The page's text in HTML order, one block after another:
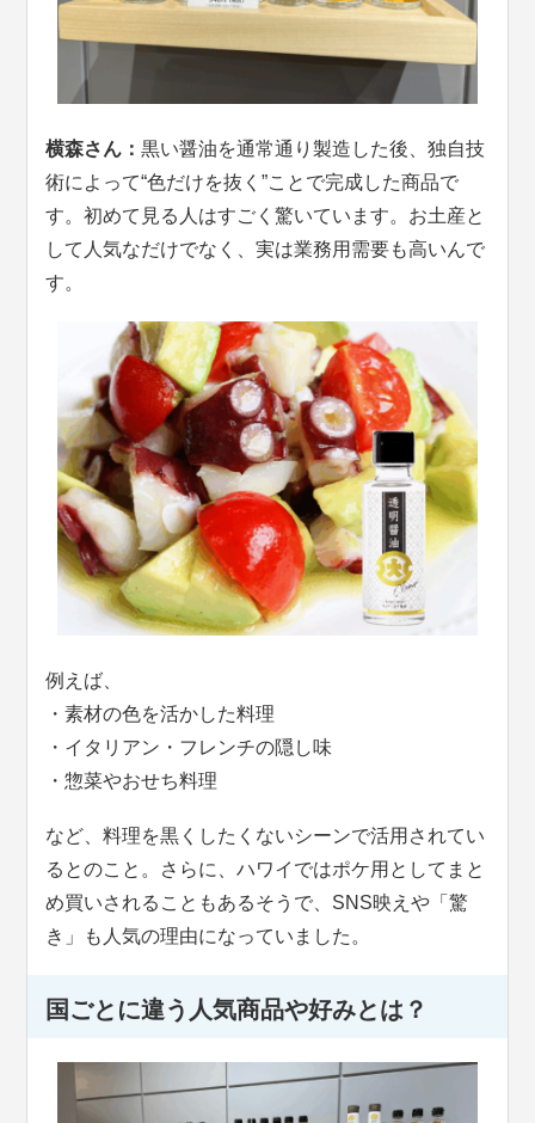
横森さん：黒い醤油を通常通り製造した後、独自技
術によって“色だけを抜く”ことで完成した商品で
す。初めて見る人はすごく驚いています。お土産と
して人気なだけでなく、実は業務用需要も高いんで
す。
例えば、
・素材の色を活かした料理
・イタリアン・フレンチの隠し味
・惣菜やおせち料理
など、料理を黒くしたくないシーンで活用されてい
るとのこと。さらに、ハワイではポケ用としてまと
め買いされることもあるそうで、SNS映えや「驚
き」も人気の理由になっていました。
国ごとに違う人気商品や好みとは？